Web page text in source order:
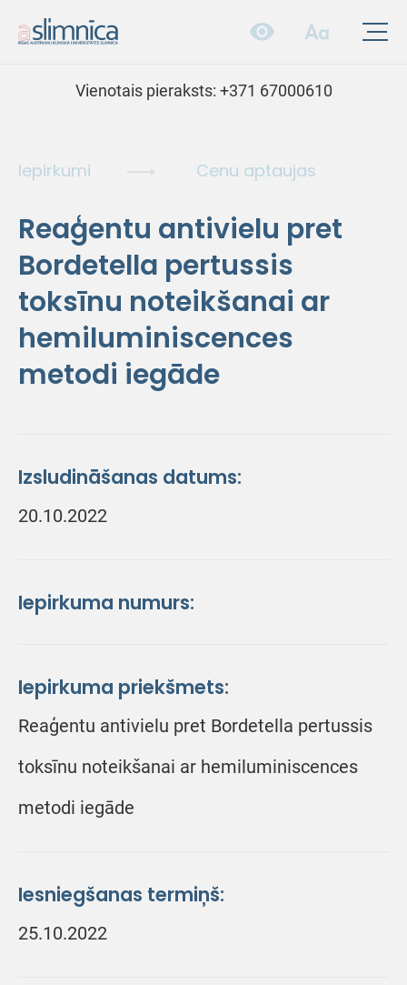
Vienotais pieraksts: +371 67000610
Iepirkumi Cenu aptaujas
Reaģentu antivielu pret
Bordetella pertussis
toksīnu noteikšanai ar
hemiluminiscences
metodi iegāde
Izsludināšanas datums:
20.10.2022
Iepirkuma numurs:
Iepirkuma priekšmets:
Reaģentu antivielu pret Bordetella pertussis
toksīnu noteikšanai ar hemiluminiscences
metodi iegāde
Iesniegšanas termiņš:
25.10.2022